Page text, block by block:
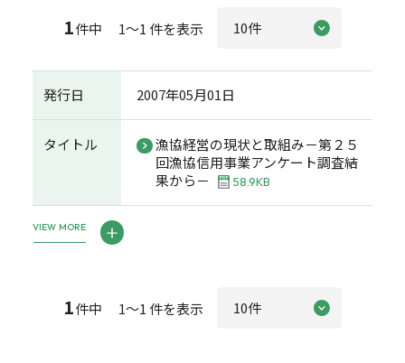
1件中 1～1 件を表示
発行日 2007年05月01日
タイトル
漁協経営の現状と取組み－第２５
回漁協信用事業アンケート調査結
果から－
58.9KB
VIEW MORE
1件中 1～1 件を表示